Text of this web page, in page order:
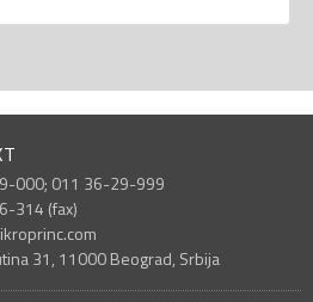
000; 011 36-29-999
314 (fax)
31, 11000 Beograd, Srbija